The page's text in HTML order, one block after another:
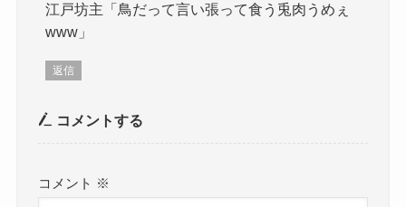
江戸坊主「鳥だって言い張って食う兎肉うめぇ
www」
返信
コメントする
コメント ※